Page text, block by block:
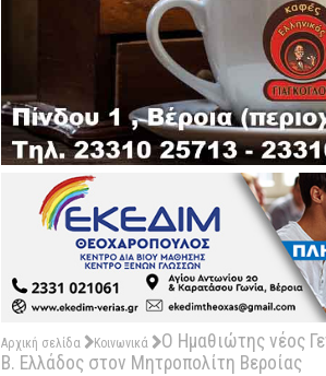
Αρχική σελίδα Κοινωνικά
Ο Ημαθιώτης νέος
Β. Ελλάδος στον Μητροπολίτη Βεροίας